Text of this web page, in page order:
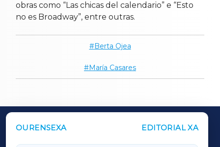
obras como “Las chicas del calendario” e “Esto
no es Broadway”, entre outras.
Berta Ojea
María Casares
OURENSEXA EDITORIAL XA
OUTROS PERIÓDICOS